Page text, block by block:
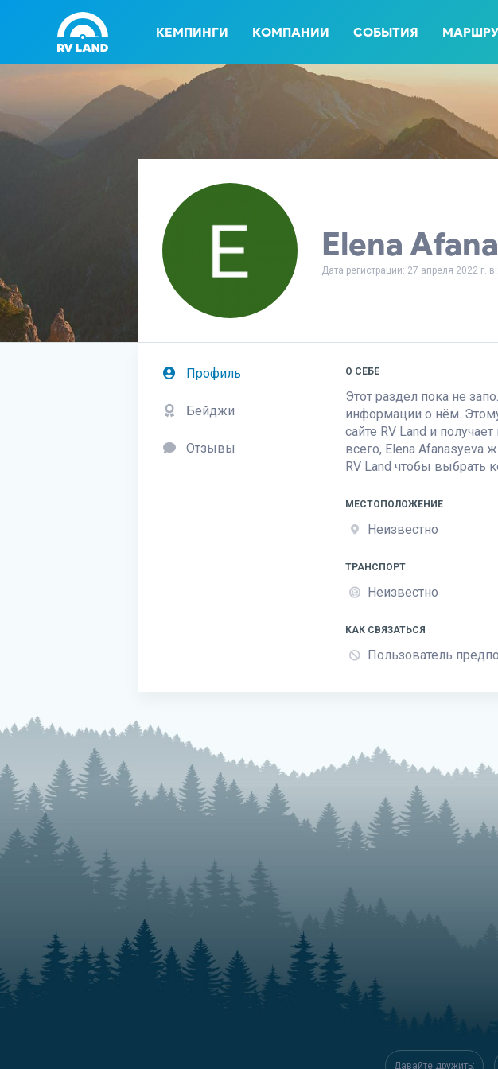
КЕМПИНГИ КОМПАНИИ СОБЫТИЯ
Elena
Дата регистрации: 27 апреля 2022 г. в
Профиль
Бейджи
Отзывы
О СЕБЕ
Этот раздел пока не
информации о нём. Этому
сайте RV Land и
всего, Elena Afanasyeva
RV Land чтобы выбрать
МЕСТОПОЛОЖЕНИЕ
Неизвестно
ТРАНСПОРТ
Неизвестно
КАК СВЯЗАТЬСЯ
Пользователь
Давайте дружить: